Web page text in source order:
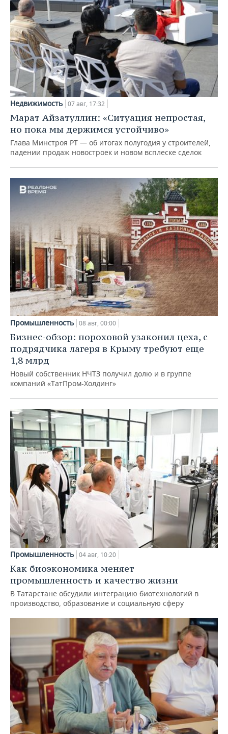
Недвижимость 07 авг, 17:32
Марат Айзатуллин: «Ситуация непростая,
но пока мы держимся устойчиво»
Глава Минстроя РТ — об итогах полугодия у строителей,
падении продаж новостроек и новом всплеске сделок
Промышленность 08 авг, 00:00
Бизнес-обзор: пороховой узаконил цеха, с
подрядчика лагеря в Крыму требуют еще
1,8 млрд
Новый собственник НЧТЗ получил долю и в группе
компаний «ТатПром-Холдинг»
Промышленность 04 авг, 10:20
Как биоэкономика меняет
промышленность и качество жизни
В Татарстане обсудили интеграцию биотехнологий в
производство, образование и социальную сферу